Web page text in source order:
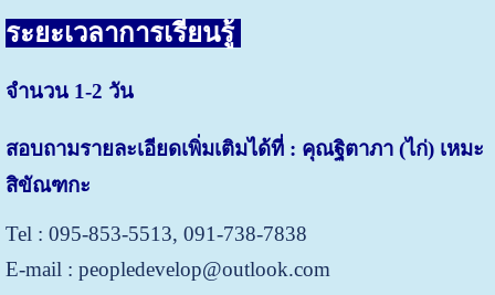
ระยะเวลาการเรียนรู้
จำนวน 1-2 วัน
สอบถามรายละเอียดเพิ่มเติมได้ที่ : คุณฐิตาภา (ไก่) เหมะ
สิขัณฑกะ
Tel : 095-853-5513, 091-738-7838
E-mail : peopledevelop@outlook.com